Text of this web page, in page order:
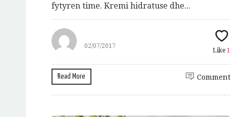
fytyren time. Kremi hidratuse dhe...
02/07/2017
Like 1
Read More Comment